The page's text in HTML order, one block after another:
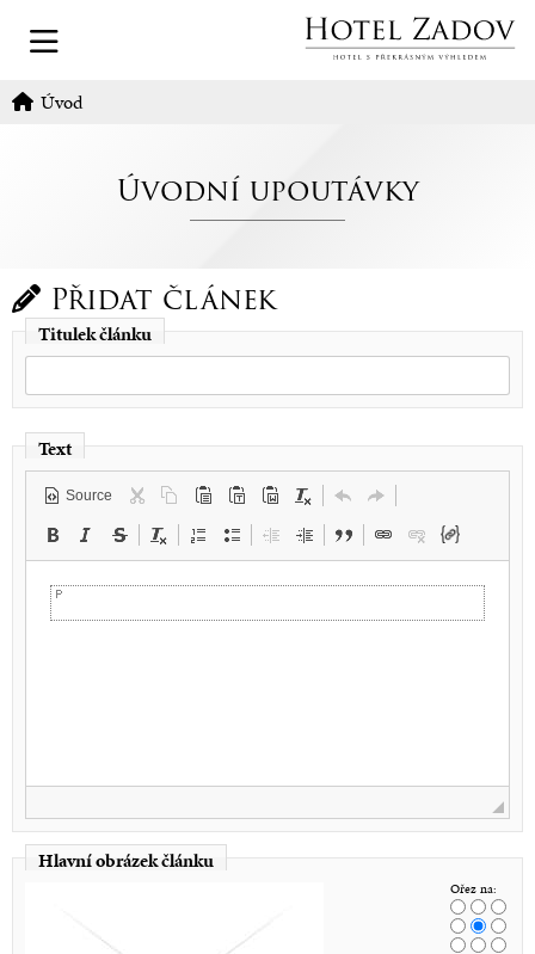
Úvod
Úvodní upoutávky
Přidat článek
Titulek článku
Text
Source
Hlavní obrázek článku
Ořez na: